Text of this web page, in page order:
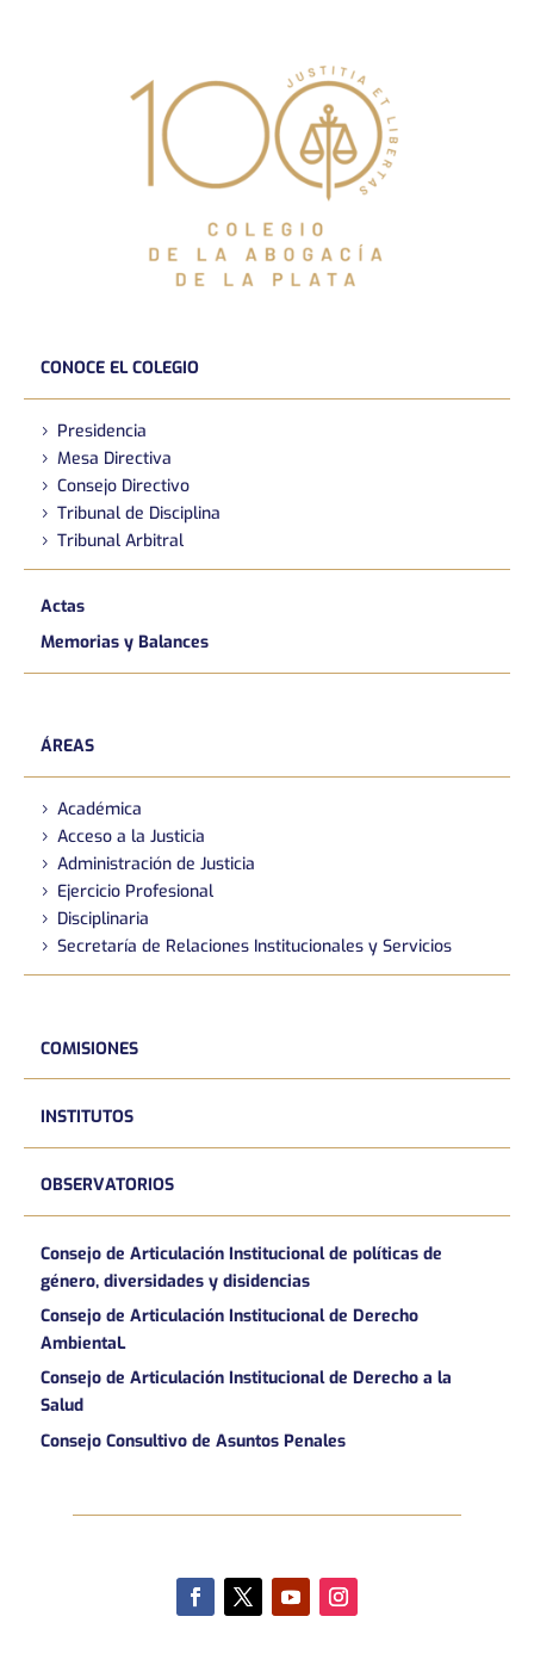
CONOCE EL COLEGIO
Presidencia
Mesa Directiva
Consejo Directivo
Tribunal de Disciplina
Tribunal Arbitral
Actas
Memorias y Balances
ÁREAS
Académica
Acceso a la Justicia
Administración de Justicia
Ejercicio Profesional
Disciplinaria
Secretaría de Relaciones Institucionales y Servicios
COMISIONES
INSTITUTOS
OBSERVATORIOS
Consejo de Articulación Institucional de políticas de
género, diversidades y disidencias
Consejo de Articulación Institucional de Derecho
AmbientaL
Consejo de Articulación Institucional de Derecho a la
Salud
Consejo Consultivo de Asuntos Penales